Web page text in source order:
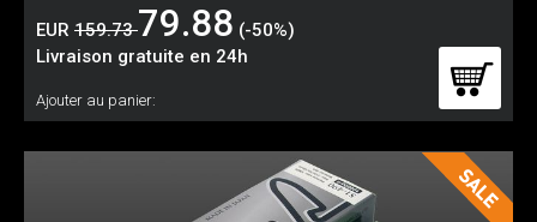
EUR 159.7379.88 (-50%)
Livraison gratuite en 24h
Ajouter au panier: